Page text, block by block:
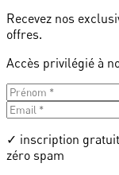
Recevez nos
offres.
Accès privilégié à
✓ inscription
zéro spam